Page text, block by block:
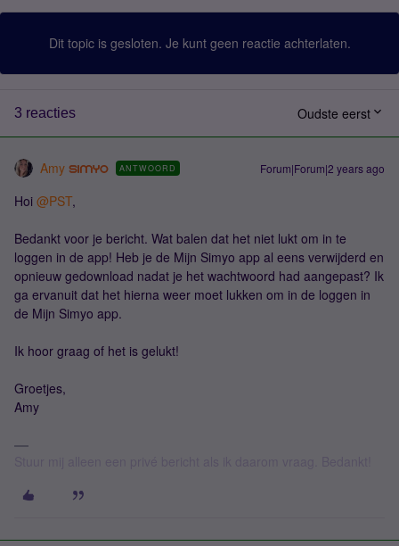
Dit topic is gesloten. Je kunt geen reactie achterlaten.
3 reacties Oudste eerst
Amy ANTWOORD Forum|Forum|2 years ago
Hoi @PST,
Bedankt voor je bericht. Wat balen dat het niet lukt om in te
loggen in de app! Heb je de Mijn Simyo app al eens verwijderd en
opnieuw gedownload nadat je het wachtwoord had aangepast? Ik
ga ervanuit dat het hierna weer moet lukken om in de loggen in
de Mijn Simyo app.
Ik hoor graag of het is gelukt!
Groetjes,
Amy